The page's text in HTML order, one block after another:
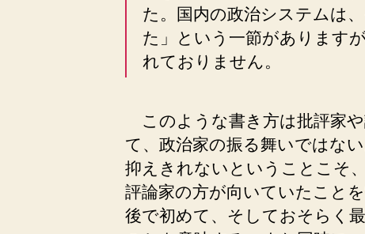
た。国内の政治システムは
た」という一節があります
れておりません。
このような書き方は批評家
て、政治家の振る舞いではな
抑えきれないということこそ
評論家の方が向いていたこと
後で初めて、そしておそらく